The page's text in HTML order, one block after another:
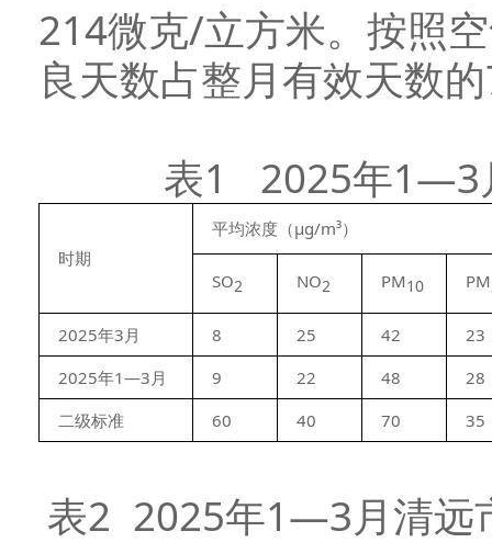
214微克/立方米。按照
良天数占整月有效天数
表1 2025年1—3
时期
平均浓度（μg/m³）
SO2 NO2 PM10 PM
2025年3月 8 25 42
23
2025年1—3月
9 22 48
28
二级标准
60 40 70 35
表2 2025年1—3月清远